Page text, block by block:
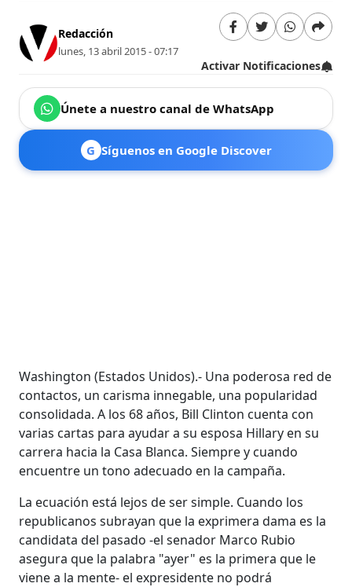
Redacción
lunes, 13 abril 2015 - 07:17
Activar Notificaciones
Únete a nuestro canal de WhatsApp
G Síguenos en Google Discover
Washington (Estados Unidos).- Una poderosa red de
contactos, un carisma innegable, una popularidad
consolidada. A los 68 años, Bill Clinton cuenta con
varias cartas para ayudar a su esposa Hillary en su
carrera hacia la Casa Blanca. Siempre y cuando
encuentre un tono adecuado en la campaña.
La ecuación está lejos de ser simple. Cuando los
republicanos subrayan que la exprimera dama es la
candidata del pasado -el senador Marco Rubio
asegura que la palabra "ayer" es la primera que le
viene a la mente- el expresidente no podrá